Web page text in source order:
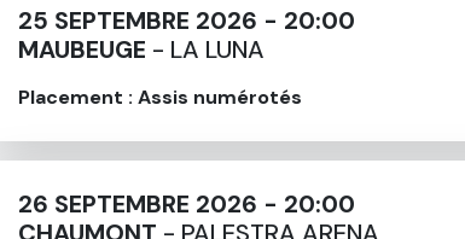
préférés de Jean-Jacques Goldman, connu également
Céline Dion qu’il a écrit spécialement pour l’artiste,
25 SEPTEMBRE 2026 - 20:00
MAUBEUGE - LA LUNA
Placement : Assis numérotés
26 SEPTEMBRE 2026 - 20:00